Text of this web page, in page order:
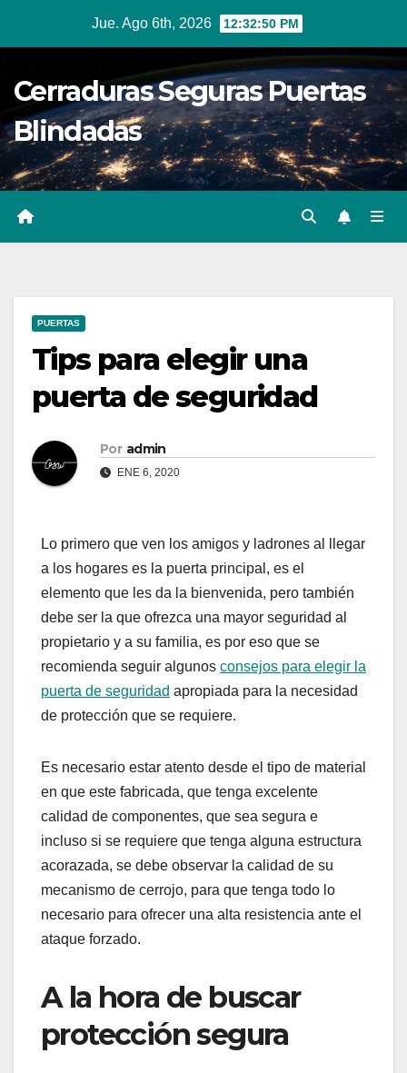
contenido
Jue. Ago 6th, 2026 12:32:51 PM
Cerraduras Seguras Puertas
Blindadas
PUERTAS
Tips para elegir una
puerta de seguridad
Por admin
ENE 6, 2020
Lo primero que ven los amigos y ladrones al llegar
a los hogares es la puerta principal, es el
elemento que les da la bienvenida, pero también
debe ser la que ofrezca una mayor seguridad al
propietario y a su familia, es por eso que se
recomienda seguir algunos consejos para elegir la
puerta de seguridad apropiada para la necesidad
de protección que se requiere.
Es necesario estar atento desde el tipo de material
en que este fabricada, que tenga excelente
calidad de componentes, que sea segura e
incluso si se requiere que tenga alguna estructura
acorazada, se debe observar la calidad de su
mecanismo de cerrojo, para que tenga todo lo
necesario para ofrecer una alta resistencia ante el
ataque forzado.
A la hora de buscar
protección segura